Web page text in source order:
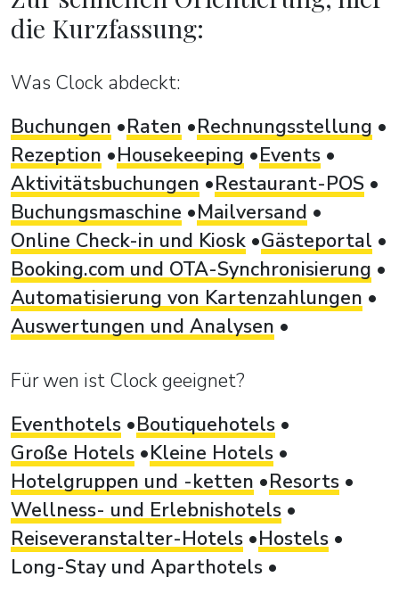
die Kurzfassung:
Was Clock abdeckt:
Buchungen
Raten
Rechnungsstellung
Rezeption
Housekeeping
Events
Aktivitätsbuchungen
Restaurant-POS
Buchungsmaschine
Mailversand
Online Check-in und Kiosk Gästeportal
Booking.com und OTA-Synchronisierung
Automatisierung von Kartenzahlungen
Auswertungen und Analysen
Für wen ist Clock geeignet?
Eventhotels
Boutiquehotels
Große Hotels
Kleine Hotels
Hotelgruppen und -ketten
Resorts
Wellness- und Erlebnishotels
Reiseveranstalter-Hotels
Hostels
Long-Stay und Aparthotels